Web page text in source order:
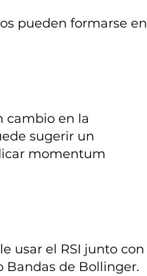
pueden formarse en
cambio en la
sugerir un
momentum
usar el RSI junto con
Bandas de Bollinger.